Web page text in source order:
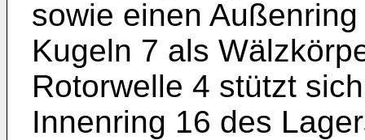
sowie einen
Kugeln 7 als
Rotorwelle 4 stützt
Innenring 16 des